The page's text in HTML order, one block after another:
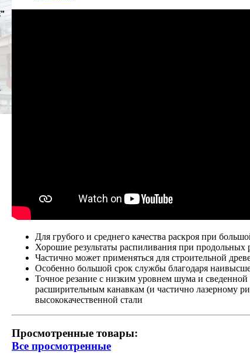
Для грубого и среднего качества раскроя при
Хорошие результаты распиливания при продольных
Частично может применяться для строительной
Особенно большой срок службы благодаря
Точное резание с низким уровнем шума и
расширительным канавкам (и частично лазерному
высококачественной стали
Просмотренные товары:
Все просмотренные